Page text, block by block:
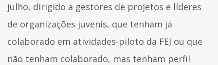
julho, dirigido a gestores de projetos e líderes
de organizações juvenis, que tenham já
colaborado em atividades-piloto da FEJ ou que
não tenham colaborado, mas tenham perfil